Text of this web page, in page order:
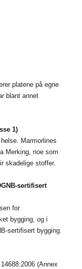
platene på egne
blant annet
1)
Marmorlines
Merking, noe som
skadelige stoffer.
sertifisert
for
bygging, og i
sertifisert bygging.
(Annex